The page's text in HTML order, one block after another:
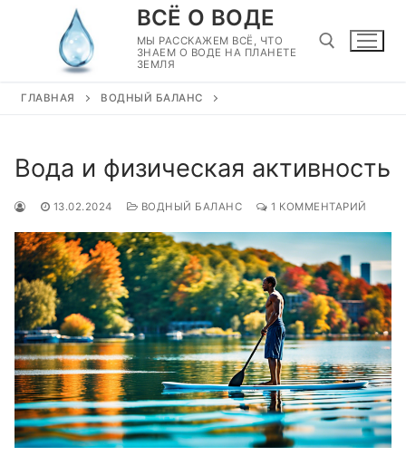
содержимому
ВСЁ О ВОДЕ
МЫ РАССКАЖЕМ ВСЁ, ЧТО
ЗНАЕМ О ВОДЕ НА ПЛАНЕТЕ
ЗЕМЛЯ
ГЛАВНАЯ ВОДНЫЙ БАЛАНС
Вода и физическая активность
13.02.2024 ВОДНЫЙ БАЛАНС 1 КОММЕНТАРИЙ